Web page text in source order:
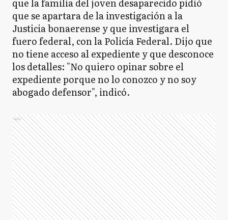
que la familia del joven desaparecido pidió
que se apartara de la investigación a la
Justicia bonaerense y que investigara el
fuero federal, con la Policía Federal. Dijo que
no tiene acceso al expediente y que desconoce
los detalles: "No quiero opinar sobre el
expediente porque no lo conozco y no soy
abogado defensor", indicó.
Ads